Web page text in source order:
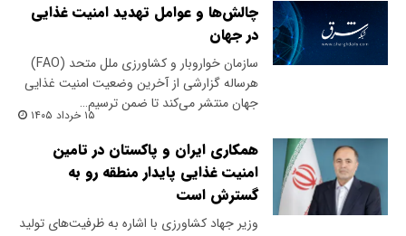
چالش‌ها و عوامل تهدید امنیت غذایی
در جهان
سازمان خواروبار و کشاورزی ملل متحد (FAO)
هرساله گزارشی از آخرین وضعیت امنیت غذایی
جهان منتشر می‌کند تا ضمن ترسیم…
۱۵ خرداد ۱۴۰۵
همکاری‌ ایران و پاکستان در تامین
امنیت غذایی پایدار منطقه رو به
گسترش است
وزیر جهاد کشاورزی با اشاره به ظرفیت‌های تولید